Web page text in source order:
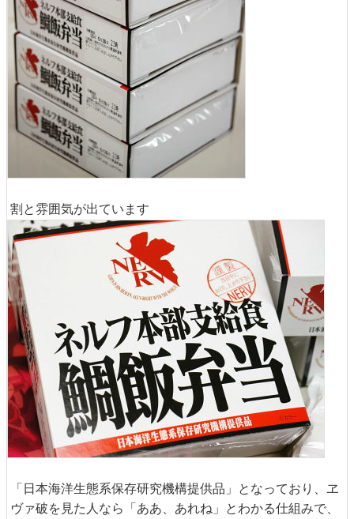
割と雰囲気が出ています
「日本海洋生態系保存研究機構提供品」となっており、ヱ
ヴァ破を見た人なら「ああ、あれね」とわかる仕組みで、